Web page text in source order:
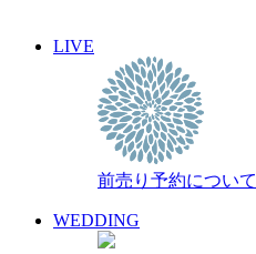
LIVE
前売り予約について
WEDDING